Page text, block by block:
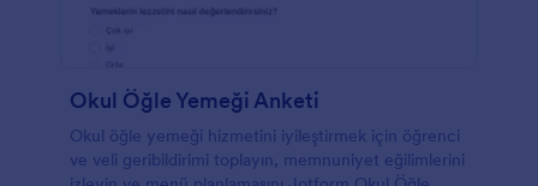
Okul Öğle Yemeği Anketi
Okul öğle yemeği hizmetini iyileştirmek için öğrenci
ve veli geribildirimi toplayın, memnuniyet eğilimlerini